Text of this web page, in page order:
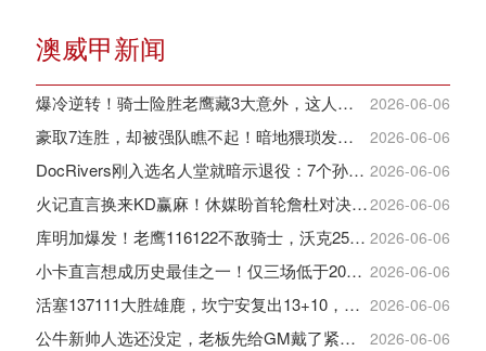
澳威甲新闻
爆冷逆转！骑士险胜老鹰藏3大意外，这人彻底沦为季后赛鸡肋 2026-06-06
豪取7连胜，却被强队瞧不起！暗地猥琐发育，雷霆卫冕的劲敌来了 2026-06-06
DocRivers刚入选名人堂就暗示退役：7个孙辈等不起了 2026-06-06
火记直言换来KD赢麻！休媒盼首轮詹杜对决：湖人内部生嫌隙利火箭2026-06-06
库明加爆发！老鹰116122不敌骑士，沃克25+4+2+2，约翰逊12+11+6 2026-06-06
小卡直言想成历史最佳之一！仅三场低于20+入巅峰保底最佳三阵 2026-06-06
活塞137111大胜雄鹿，坎宁安复出13+10，杜伦21分9板 2026-06-06
公牛新帅人选还没定，老板先给GM戴了紧箍咒 2026-06-06